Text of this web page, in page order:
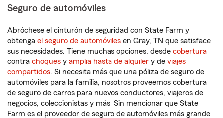
Seguro de automóviles
Abróchese el cinturón de seguridad con State Farm y
obtenga el seguro de automóviles en Gray, TN que satisface
sus necesidades. Tiene muchas opciones, desde cobertura
contra choques y amplia hasta de alquiler y de viajes
compartidos. Si necesita más que una póliza de seguro de
automóviles para la familia, nosotros proveemos cobertura
de seguro de carros para nuevos conductores, viajeros de
negocios, coleccionistas y más. Sin mencionar que State
Farm es el proveedor de seguro de automóviles más grande